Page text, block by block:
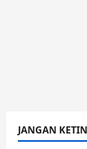
JANGAN